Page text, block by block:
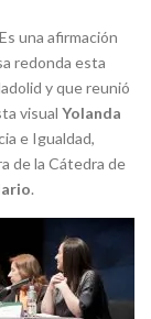
una afirmación
redonda esta
y que reunió
visual Yolanda
e Igualdad,
de la Cátedra de
.